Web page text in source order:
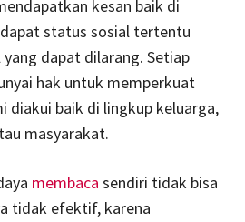
kesan baik di
status sosial tertentu
dapat dilarang. Setiap
hak untuk memperkuat
diakui baik di lingkup keluarga,
masyarakat.
membaca sendiri tidak bisa
tidak efektif, karena